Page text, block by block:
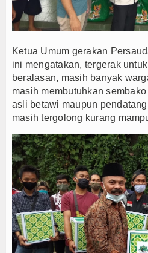
Ketua Umum gerakan
ini mengatakan, tergerak
beralasan, masih banyak
masih membutuhkan
asli betawi maupun
masih tergolong kurang